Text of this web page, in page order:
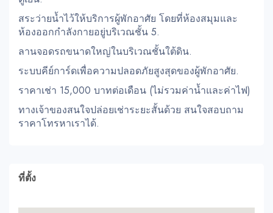
สระว่ายน้ำไว้ให้บริการผู้พักอาศัย โดยที่ห้องสมุมและ
ห้องออกกำลังกายอยู่บริเวณชั้น 5.
ลานจอดรถขนาดใหญ่ในบริเวณชั้นใต้ดิน.
ระบบคีย์การ์ดเพื่อความปลอดภัยสูงสุดของผู้พักอาศัย.
ราคาเช่า 15,000 บาทต่อเดือน (ไม่รวมค่าน้ำและค่าไฟ)
ทางเจ้าของสนใจปล่อยเช่าระยะสั้นด้วย สนใจสอบถาม
ราคาโทรหาเราได้.
ที่ตั้ง